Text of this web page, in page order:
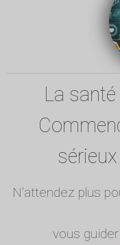
La
N'attendez plus
vous